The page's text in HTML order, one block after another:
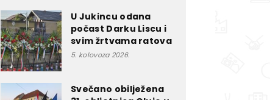
U Jukincu odana
počast Darku Liscu i
svim žrtvama ratova
5. kolovoza 2026.
Svečano obilježena